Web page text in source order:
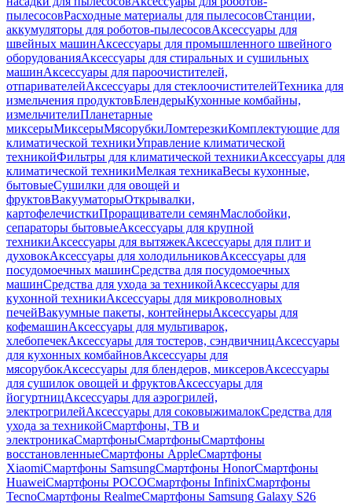
пылесосовРасходные материалы для пылесосовСтанции,
аккумуляторы для роботов-пылесосовАксессуары для
швейных машинАксессуары для промышленного швейного
оборудованияАксессуары для стиральных и сушильных
машинАксессуары для пароочистителей,
отпаривателейАксессуары для стеклоочистителейТехника для
измельчения продуктовБлендерыКухонные комбайны,
измельчителиПланетарные
миксерыМиксерыМясорубкиЛомтерезкиКомплектующие для
климатической техникиУправление климатической
техникойФильтры для климатической техникиАксессуары для
климатической техникиМелкая техникаВесы кухонные,
бытовыеСушилки для овощей и
фруктовВакууматорыОткрывалки,
картофелечисткиПроращиватели семянМаслобойки,
сепараторы бытовыеАксессуары для крупной
техникиАксессуары для вытяжекАксессуары для плит и
духовокАксессуары для холодильниковАксессуары для
посудомоечных машинСредства для посудомоечных
машинСредства для ухода за техникойАксессуары для
кухонной техникиАксессуары для микроволновых
печейВакуумные пакеты, контейнерыАксессуары для
кофемашинАксессуары для мультиварок,
хлебопечекАксессуары для тостеров, сэндвичницАксессуары
для кухонных комбайновАксессуары для
мясорубокАксессуары для блендеров, миксеровАксессуары
для сушилок овощей и фруктовАксессуары для
йогуртницАксессуары для аэрогрилей,
электрогрилейАксессуары для соковыжималокСредства для
ухода за техникойСмартфоны, ТВ и
электроникаСмартфоныСмартфоныСмартфоны
восстановленныеСмартфоны AppleСмартфоны
XiaomiСмартфоны SamsungСмартфоны HonorСмартфоны
HuaweiСмартфоны POCOСмартфоны InfinixСмартфоны
TecnoСмартфоны RealmeСмартфоны Samsung Galaxy S26